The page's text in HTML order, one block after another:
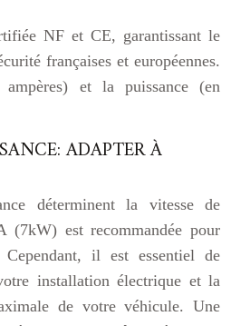
NF et CE, garantissant le
françaises et européennes.
et la puissance (en
ADAPTER À
déterminent la vitesse de
(7kW) est recommandée pour
il est essentiel de
installation électrique et la
de votre véhicule. Une